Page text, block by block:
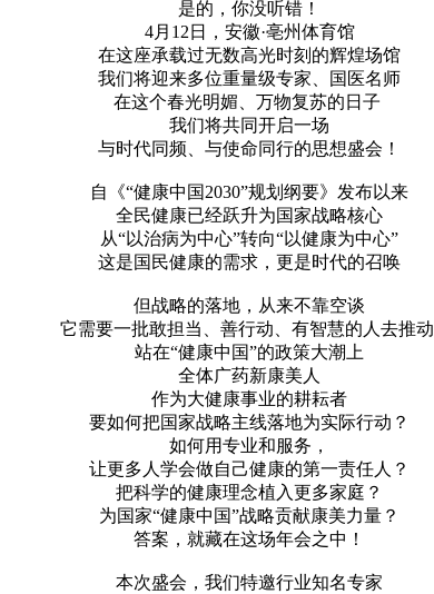
是的，你没听错！
4月12日，安徽·亳州体育馆
在这座承载过无数高光时刻的辉煌场馆
我们将迎来多位重量级专家、国医名师
在这个春光明媚、万物复苏的日子
我们将共同开启一场
与时代同频、与使命同行的思想盛会！
自《“健康中国2030”规划纲要》发布以来
全民健康已经跃升为国家战略核心
从“以治病为中心”转向“以健康为中心”
这是国民健康的需求，更是时代的召唤
但战略的落地，从来不靠空谈
它需要一批敢担当、善行动、有智慧的人去推动
站在“健康中国”的政策大潮上
全体广药新康美人
作为大健康事业的耕耘者
要如何把国家战略主线落地为实际行动？
如何用专业和服务，
让更多人学会做自己健康的第一责任人？
把科学的健康理念植入更多家庭？
为国家“健康中国”战略贡献康美力量？
答案，就藏在这场年会之中！
本次盛会，我们特邀行业知名专家